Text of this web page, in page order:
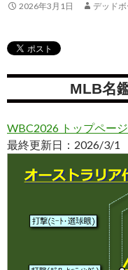
2026年3月1日 デッド
MLB名
WBC2026 トップペー
最終更新日：2026/3/1